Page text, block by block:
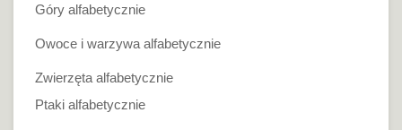
Góry alfabetycznie
Owoce i warzywa alfabetycznie
Zwierzęta alfabetycznie
Ptaki alfabetycznie